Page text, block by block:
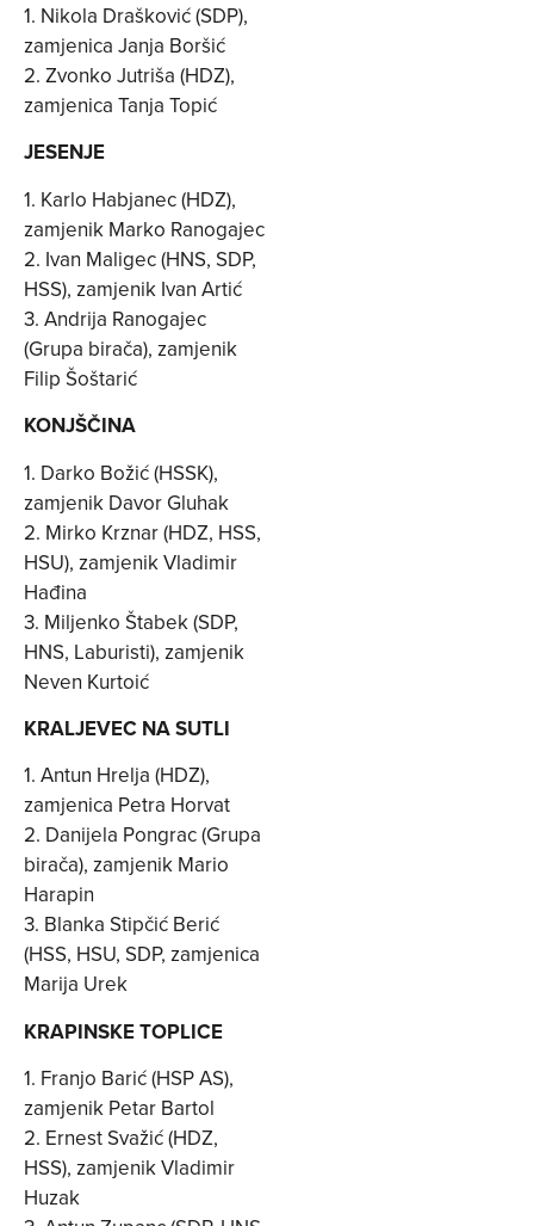
1. Nikola Drašković (SDP),
zamjenica Janja Boršić
2. Zvonko Jutriša (HDZ),
zamjenica Tanja Topić
JESENJE
1. Karlo Habjanec (HDZ),
zamjenik Marko Ranogajec
2. Ivan Maligec (HNS, SDP,
HSS), zamjenik Ivan Artić
3. Andrija Ranogajec
(Grupa birača), zamjenik
Filip Šoštarić
KONJŠČINA
1. Darko Božić (HSSK),
zamjenik Davor Gluhak
2. Mirko Krznar (HDZ, HSS,
HSU), zamjenik Vladimir
Hađina
3. Miljenko Štabek (SDP,
HNS, Laburisti), zamjenik
Neven Kurtoić
KRALJEVEC NA SUTLI
1. Antun Hrelja (HDZ),
zamjenica Petra Horvat
2. Danijela Pongrac (Grupa
birača), zamjenik Mario
Harapin
3. Blanka Stipčić Berić
(HSS, HSU, SDP, zamjenica
Marija Urek
KRAPINSKE TOPLICE
1. Franjo Barić (HSP AS),
zamjenik Petar Bartol
2. Ernest Svažić (HDZ,
HSS), zamjenik Vladimir
Huzak